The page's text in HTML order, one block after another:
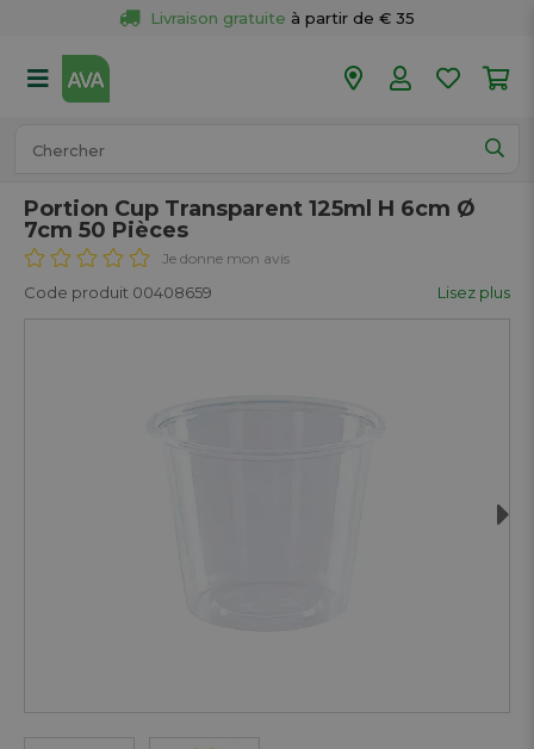
Livraison gratuite à partir de € 35
50 magasins
Portion Cup Transparent 125ml H 6cm Ø
7cm 50 Pièces
Je donne mon avis
Code produit 00408659 Lisez plus